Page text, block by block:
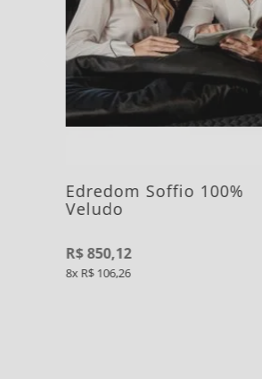
Edredom Soffio 100%
Veludo
R$850,12
8 R$106,26